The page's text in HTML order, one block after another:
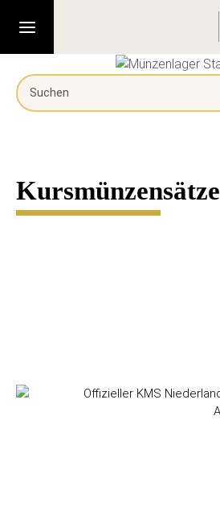
Kursmünzensätze